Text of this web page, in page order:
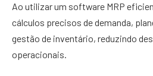
Ao utilizar um software MRP
cálculos precisos de demanda,
gestão de inventário, reduzindo
operacionais.